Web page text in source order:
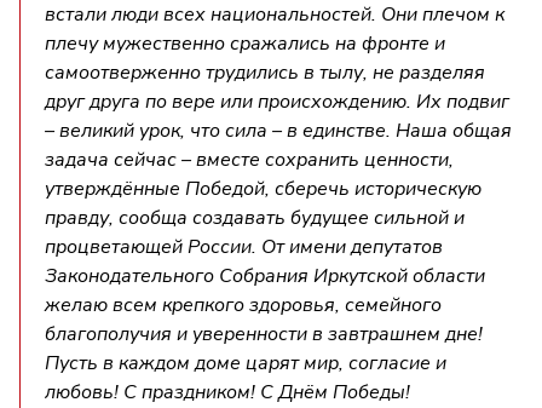
встали люди всех национальностей. Они плечом к
плечу мужественно сражались на фронте и
самоотверженно трудились в тылу, не разделяя
друг друга по вере или происхождению. Их подвиг
– великий урок, что сила – в единстве. Наша общая
задача сейчас – вместе сохранить ценности,
утверждённые Победой, сберечь историческую
правду, сообща создавать будущее сильной и
процветающей России. От имени депутатов
Законодательного Собрания Иркутской области
желаю всем крепкого здоровья, семейного
благополучия и уверенности в завтрашнем дне!
Пусть в каждом доме царят мир, согласие и
любовь! С праздником! С Днём Победы!